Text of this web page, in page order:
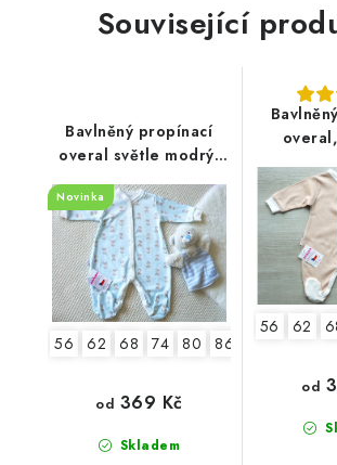
Související
Bavlněný propínací
overal světle modrý,
malá liška
Novinka
56 62 68 74 80 86
Skladem
od 369 Kč
56 62
od